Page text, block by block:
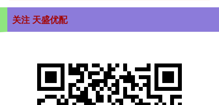
关注 天盛优配